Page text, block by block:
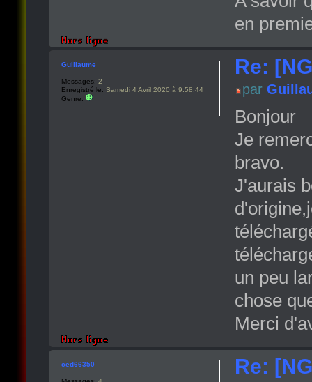
en
Re:
par
Bonjour
Je
bravo.
J'aurais
un peu
chose
Merci
Guillaume
Messages: 2
Enregistré le: Samedi 4 Avril 2020 à 9:58:44
Genre:
Re:
ced66350